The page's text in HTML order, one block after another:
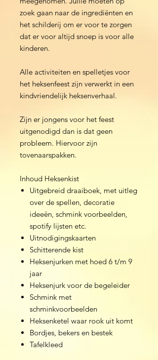
zoek gaan naar de ingrediënten en
het schilderij om er voor te zorgen
dat er voor altijd snoep is voor alle
kinderen.
Alle activiteiten en spelletjes voor
het heksenfeest zijn verwerkt in een
kindvriendelijk heksenverhaal.
Zijn er jongens voor het feest
uitgenodigd dan is dat geen
probleem. Hiervoor zijn
tovenaarspakken.
Inhoud Heksenkist
Uitgebreid draaiboek, met uitleg
over de spellen, decoratie
ideeën, schmink voorbeelden,
spotify lijsten etc.
Uitnodigingskaarten
Schitterende kist
Heksenjurken met hoed 6 t/m 9
jaar
Heksenjurk voor de begeleider
Schmink met
schminkvoorbeelden
Heksenketel waar rook uit komt
Bordjes, bekers en bestek
Tafelkleed